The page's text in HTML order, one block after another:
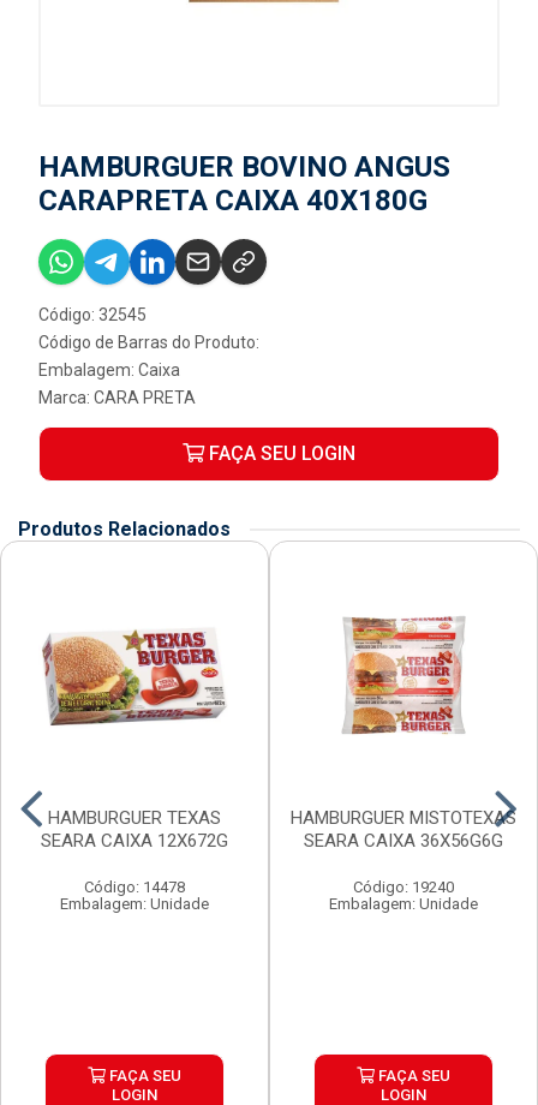
HAMBURGUER BOVINO ANGUS
CARAPRETA CAIXA 40X180G
Código: 32545
Código de Barras do Produto:
Embalagem: Caixa
Marca: CARA PRETA
FAÇA SEU LOGIN
Produtos Relacionados
HAMBURGUER TEXAS
SEARA CAIXA 12X672G
Código: 14478
Embalagem: Unidade
FAÇA SEU
LOGIN
HAMBURGUER MISTOTEXAS
SEARA CAIXA 36X56G6G
Código: 19240
Embalagem: Unidade
FAÇA SEU
LOGIN